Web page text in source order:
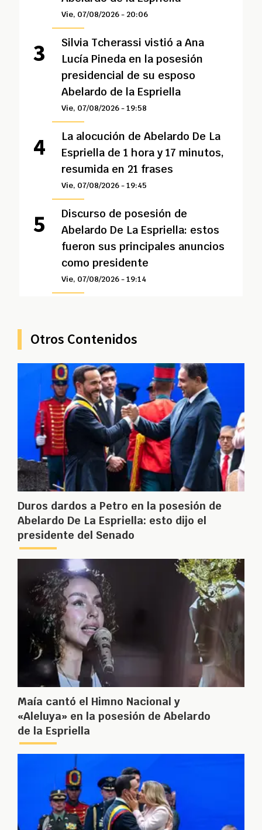
Vie, 07/08/2026 - 20:06
Silvia Tcherassi vistió a Ana
Lucía Pineda en la posesión
presidencial de su esposo
Abelardo de la Espriella
Vie, 07/08/2026 - 19:58
La alocución de Abelardo De La
Espriella de 1 hora y 17 minutos,
resumida en 21 frases
Vie, 07/08/2026 - 19:45
Discurso de posesión de
Abelardo De La Espriella: estos
fueron sus principales anuncios
como presidente
Vie, 07/08/2026 - 19:14
Otros Contenidos
Duros dardos a Petro en la posesión de
Abelardo De La Espriella: esto dijo el
presidente del Senado
Maía cantó el Himno Nacional y
«Aleluya» en la posesión de Abelardo
de la Espriella